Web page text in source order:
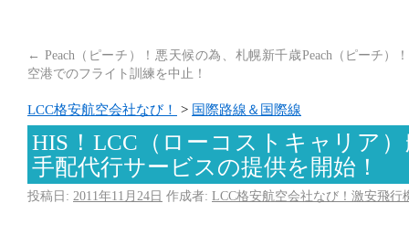
← Peach（ピーチ）！悪天候の為、札幌新千歳
空港でのフライト訓練を中止！
Peach（ピーチ）
LCC格安航空会社なび！ > 国際路線＆国際線
HIS！LCC（ローコストキャリア
手配代行サービスの提供を開始！
投稿日: 2011年11月24日 作成者: LCC格安航空会社なび！激安飛行